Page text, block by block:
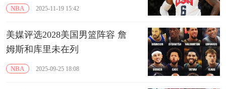
NBA 2025-11-19 15:42
美媒评选2028美国男篮阵容 詹
姆斯和库里未在列
NBA 2025-09-25 18:08